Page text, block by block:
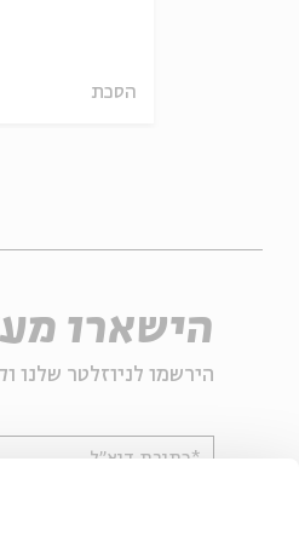
הסכת
הישארו
הירשמו לניוזלטר שלנו
*כתובת דוא"ל